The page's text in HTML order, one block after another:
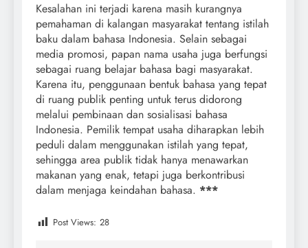
Kesalahan ini terjadi karena masih kurangnya
pemahaman di kalangan masyarakat tentang istilah
baku dalam bahasa Indonesia. Selain sebagai
media promosi, papan nama usaha juga berfungsi
sebagai ruang belajar bahasa bagi masyarakat.
Karena itu, penggunaan bentuk bahasa yang tepat
di ruang publik penting untuk terus didorong
melalui pembinaan dan sosialisasi bahasa
Indonesia. Pemilik tempat usaha diharapkan lebih
peduli dalam menggunakan istilah yang tepat,
sehingga area publik tidak hanya menawarkan
makanan yang enak, tetapi juga berkontribusi
dalam menjaga keindahan bahasa. ***
Post Views: 28